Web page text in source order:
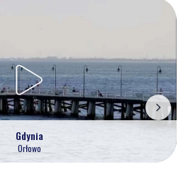
Gdynia
Orłowo